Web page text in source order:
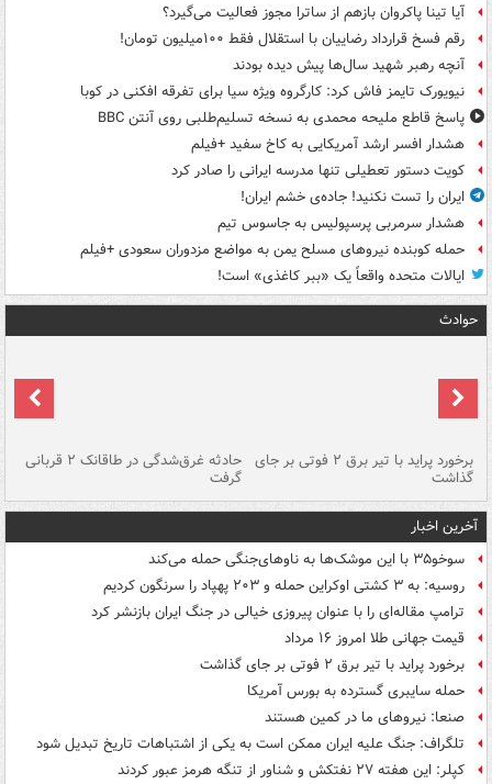
آیا تینا پاکروان بازهم از ساترا مجوز فعالیت می‌گیرد؟
رقم فسخ قرارداد رضاییان با استقلال فقط ۱۰۰میلیون تومان!
آنچه رهبر شهید سال‌ها پیش دیده بودند
نیویورک تایمز فاش کرد: کارگروه ویژه سیا برای تفرقه افکنی در کوبا
پاسخ قاطع ملیحه محمدی به نسخه تسلیم‌طلبی روی آنتن BBC
هشدار افسر ارشد آمریکایی به کاخ سفید +فیلم
کویت دستور تعطیلی تنها مدرسه ایرانی را صادر کرد
ایران را تست نکنید! جاده‌ی خشم ایران!
هشدار سرمربی پرسپولیس به جاسوس تیم
حمله کوبنده نیروهای مسلح یمن به مواضع مزدوران سعودی +فیلم
ایالات متحده واقعاً یک «ببر کاغذی» است!
حوادث
برخورد پراید با تیر برق ۲ فوتی بر جای
گذاشت
حادثه غرق‌شدگی در طاقانک ۲ قربانی
گرفت
آخرین اخبار
سوخو۳۵ با این موشک‌ها به ناوهای‌جنگی حمله می‌کند
روسیه: به ۳ کشتی اوکراین حمله و ۲۰۳ پهپاد را سرنگون کردیم
ترامپ مقاله‌ای را با عنوان پیروزی خیالی در جنگ ایران بازنشر کرد
قیمت جهانی طلا امروز ۱۶ مرداد
برخورد پراید با تیر برق ۲ فوتی بر جای گذاشت
حمله سایبری گسترده به بورس آمریکا
صنعا: نیروهای ما در کمین‌ هستند
تلگراف: جنگ علیه ایران ممکن است به یکی از اشتباهات تاریخ تبدیل شود
کپلر: این هفته ۲۷ نفتکش و شناور از تنگه هرمز عبور کردند